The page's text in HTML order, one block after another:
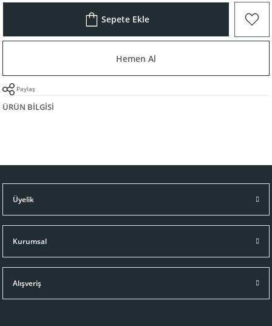
Sepete Ekle
Hemen Al
Paylaş
ÜRÜN BILGISI
Üyelik
Kurumsal
Alışveriş